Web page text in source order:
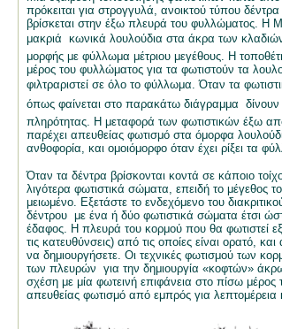
πρόκειται για στρογγυλά, ανοικτού τύπου
βρίσκεται στην έξω πλευρά του φυλλώματος. Η
μακριά  κωνικά λουλούδια στα άκρα των
μορφής με φύλλωμα μέτριου μεγέθους. Η
μέρος του φυλλώματος για τα φωτιστούν τα
φιλτραριστεί σε όλο το φύλλωμα. Όταν τα
όπως φαίνεται στο παρακάτω διάγραμμα 
πληρότητας. Η μεταφορά των φωτιστικών έξω
παρέχει απευθείας φωτισμό στα όμορφα
ανθοφορία, και ομοιόμορφο όταν έχει ρίξει τα
Όταν τα δέντρα βρίσκονται κοντά σε κάποιο
λιγότερα φωτιστικά σώματα, επειδή το μέγεθος
μειωμένο. Εξετάστε το ενδεχόμενο του
δέντρου με ένα ή δύο φωτιστικά σώματα έτσι
έδαφος. Η πλευρά του κορμού που θα φωτιστεί
τις κατευθύνσεις) από τις οποίες είναι ορατό,
να δημιουργήσετε. Οι τεχνικές φωτισμού των
των πλευρών για την δημιουργία «κοφτών»
σχέση με μία φωτεινή επιφάνεια στο πίσω μέρος
απευθείας φωτισμό από εμπρός για λεπτομέρεια